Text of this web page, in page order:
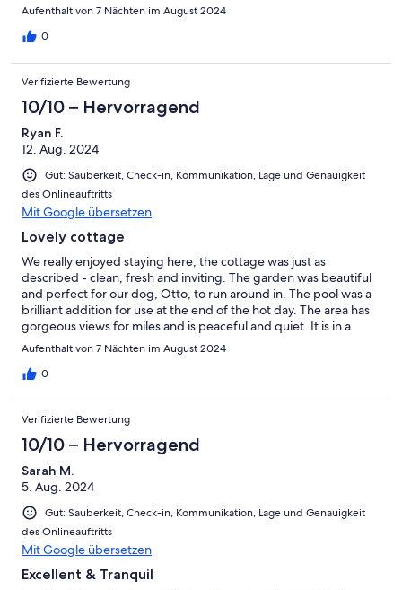
holiday.
Aufenthalt von 7 Nächten im August 2024
0
Verifizierte Bewertung
10/10 – Hervorragend
Ryan F.
12. Aug. 2024
Gut: Sauberkeit, Check-in, Kommunikation, Lage und Genauigkeit
des Onlineauftritts
Mit Google übersetzen
Lovely cottage
We really enjoyed staying here, the cottage was just as
described - clean, fresh and inviting. The garden was beautiful
and perfect for our dog, Otto, to run around in. The pool was a
brilliant addition for use at the end of the hot day. The area has
gorgeous views for miles and is peaceful and quiet. It is in a
great central location, which allowed us to travel to local towns
all around where we were staying. Would definitely recommend
staying here.
Aufenthalt von 7 Nächten im August 2024
0
Verifizierte Bewertung
10/10 – Hervorragend
Sarah M.
5. Aug. 2024
Gut: Sauberkeit, Check-in, Kommunikation, Lage und Genauigkeit
des Onlineauftritts
Mit Google übersetzen
Excellent & Tranquil